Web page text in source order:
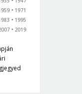
1971
1995
2019